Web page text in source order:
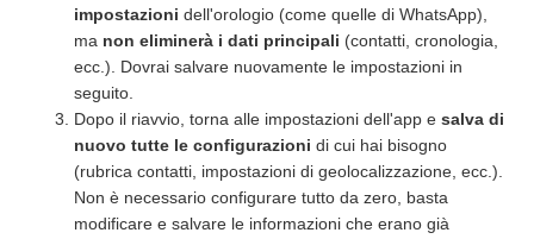
impostazioni dell'orologio (come quelle di WhatsApp),
ma non eliminerà i dati principali (contatti, cronologia,
ecc.). Dovrai salvare nuovamente le impostazioni in
seguito.
Dopo il riavvio, torna alle impostazioni dell'app esalva di
nuovo tutte le configurazioni di cui hai bisogno
(rubrica contatti, impostazioni di geolocalizzazione, ecc.).
Non è necessario configurare tutto da zero, basta
modificare e salvare le informazioni che erano già